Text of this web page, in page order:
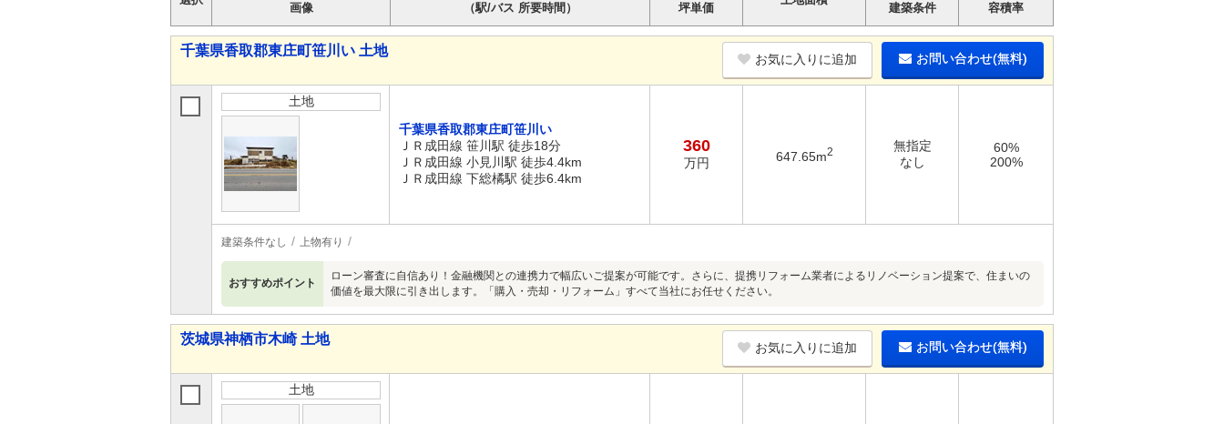
画像
（駅/バス 所要時間）
坪単価
建築条件
容積率
千葉県香取郡東庄町笹川い 土地
お気に入りに追加 お問い合わせ(無料)
土地
千葉県香取郡東庄町笹川い
ＪＲ成田線 笹川駅 徒歩18分
ＪＲ成田線 小見川駅 徒歩4.4km
ＪＲ成田線 下総橘駅 徒歩6.4km
360
万円 647.65m2
無指定
なし
60%
200%
建築条件なし 上物有り
おすすめポイント
ローン審査に自信あり！金融機関との連携力で幅広いご提案が可能です。さらに、提携リフォーム業者によるリノベーション提案で、住まいの
価値を最大限に引き出します。「購入・売却・リフォーム」すべて当社にお任せください。
茨城県神栖市木崎 土地
お気に入りに追加 お問い合わせ(無料)
土地